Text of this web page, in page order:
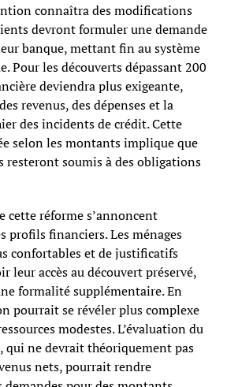
connaîtra des modifications
devront formuler une demande
banque, mettant fin au système
Pour les découverts dépassant 200
deviendra plus exigeante,
revenus, des dépenses et la
des incidents de crédit. Cette
selon les montants implique que
resteront soumis à des obligations
cette réforme s’annoncent
profils financiers. Les ménages
confortables et de justificatifs
leur accès au découvert préservé,
formalité supplémentaire. En
pourrait se révéler plus complexe
modestes. L’évaluation du
qui ne devrait théoriquement pas
nets, pourrait rendre